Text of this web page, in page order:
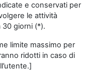
e conservati per
le attività
giorni (*).
limite massimo per
ridotti in caso di